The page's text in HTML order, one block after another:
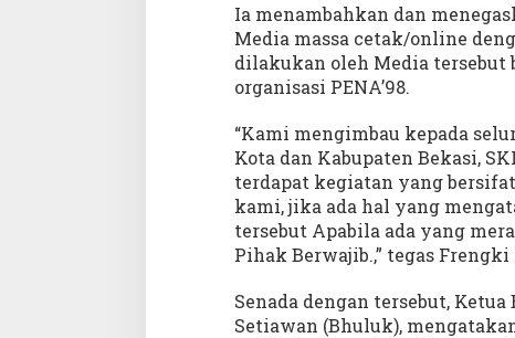
Ia menambahkan dan
Media massa cetak/online
dilakukan oleh Media tersebut
organisasi PENA’98.
“Kami mengimbau kepada
Kota dan Kabupaten Bekasi,
terdapat kegiatan yang
kami, jika ada hal yang
tersebut Apabila ada yang
Pihak Berwajib.,” tegas
Senada dengan tersebut, Ketua
Setiawan (Bhuluk),